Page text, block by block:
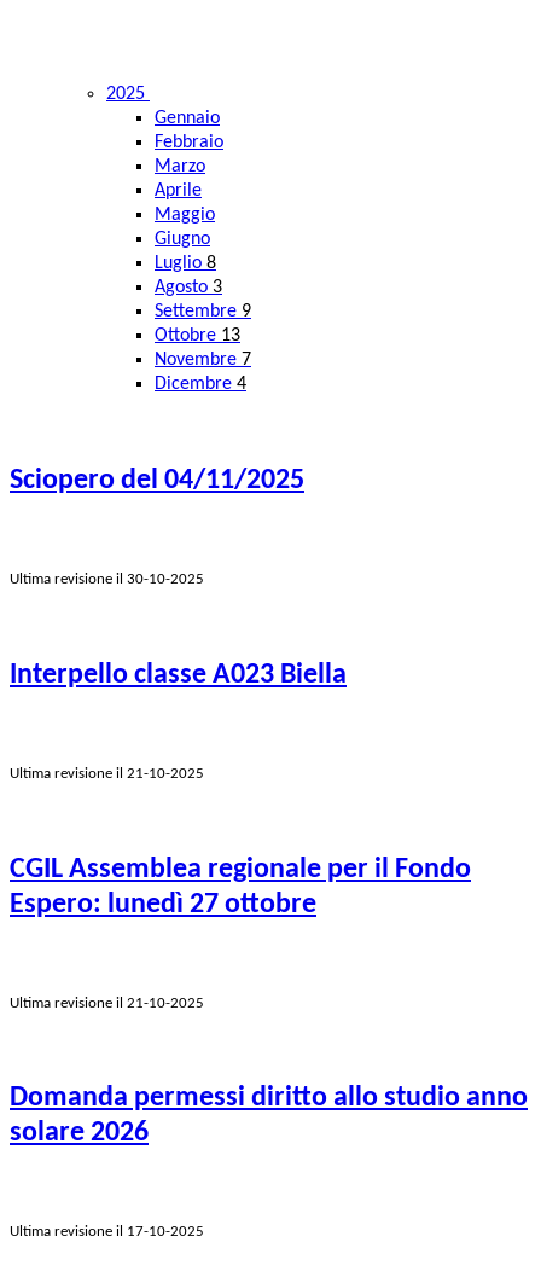
2025
Gennaio
Febbraio
Marzo
Aprile
Maggio
Giugno
Luglio 8
Agosto 3
Settembre 9
Ottobre 13
Novembre 7
Dicembre 4
Sciopero del 04/11/2025
Ultima revisione il 30-10-2025
Interpello classe A023 Biella
Ultima revisione il 21-10-2025
CGIL Assemblea regionale per il Fondo
Espero: lunedì 27 ottobre
Ultima revisione il 21-10-2025
Domanda permessi diritto allo studio anno
solare 2026
Ultima revisione il 17-10-2025